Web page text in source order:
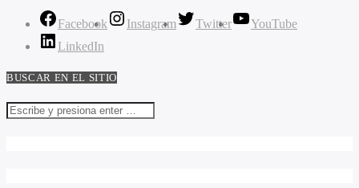
Facebook Instagram Twitter
YouTube
LinkedIn
BUSCAR EN EL SITIO